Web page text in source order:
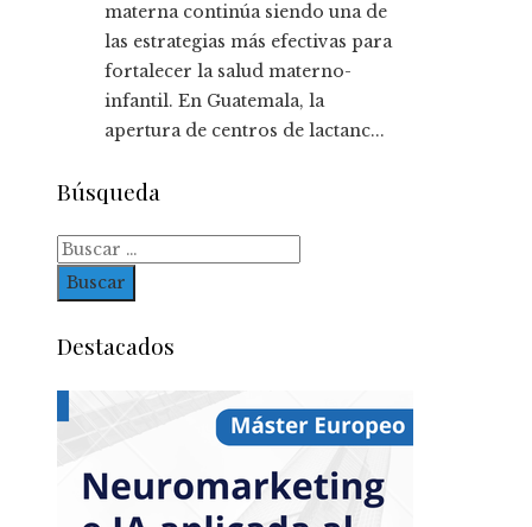
materna continúa siendo una de
las estrategias más efectivas para
fortalecer la salud materno-
infantil. En Guatemala, la
apertura de centros de lactanc...
Búsqueda
Buscar:
Destacados